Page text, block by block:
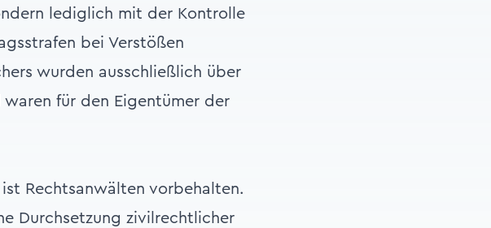
lediglich mit der Kontrolle
bei Verstößen
wurden ausschließlich über
für den Eigentümer der
Rechtsanwälten vorbehalten.
Durchsetzung zivilrechtlicher